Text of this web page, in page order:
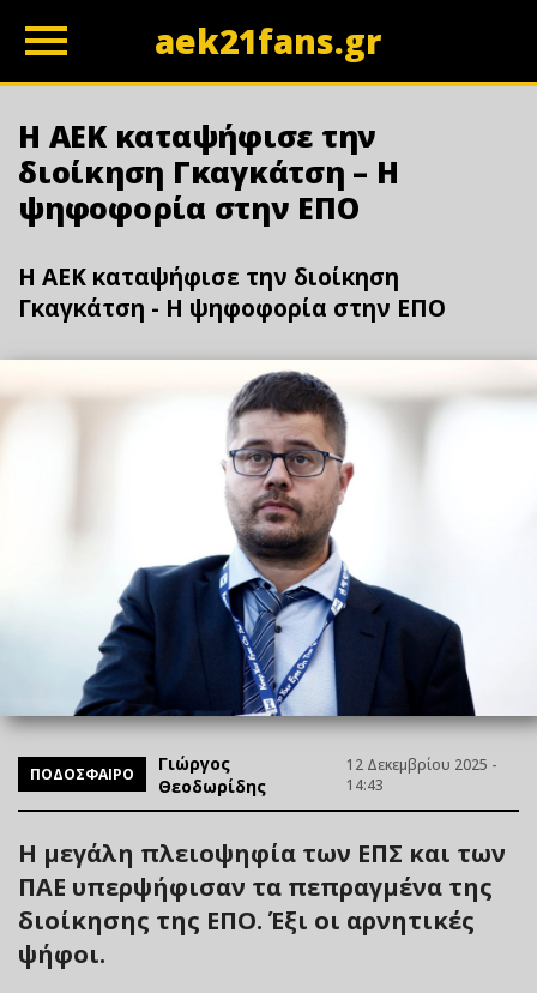
aek21fans.gr
Η ΑΕΚ καταψήφισε την
διοίκηση Γκαγκάτση – Η
ψηφοφορία στην ΕΠΟ
Η ΑΕΚ καταψήφισε την διοίκηση
Γκαγκάτση - Η ψηφοφορία στην ΕΠΟ
ΠΟΔΟΣΦΑΙΡΟ
Γιώργος
Θεοδωρίδης
12 Δεκεμβρίου 2025 -
14:43
Η μεγάλη πλειοψηφία των ΕΠΣ και των
ΠΑΕ υπερψήφισαν τα πεπραγμένα της
διοίκησης της ΕΠΟ. Έξι οι αρνητικές
ψήφοι.